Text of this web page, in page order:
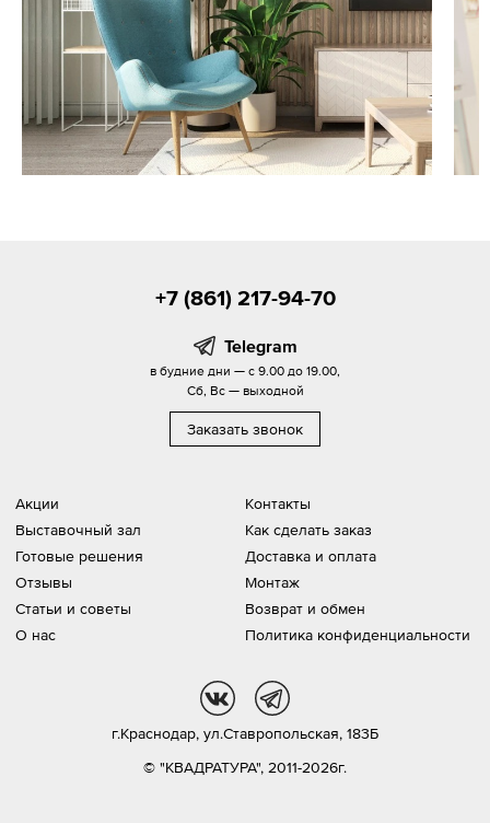
Акции
Выставочный зал
Готовые решения
Отзывы
Статьи и советы
О нас
Контакты
Как сделать заказ
Доставка и оплата
Монтаж
Возврат и обмен
Политика конфиденциальности
+7 (861) 217-94-70
Telegram
в будние дни — с 9.00 до 19.00,
Сб, Вс — выходной
Заказать звонок
© "КВАДРАТУРА", 2011-2026г.
г.Краснодар, ул.Ставропольская, 183Б
vk